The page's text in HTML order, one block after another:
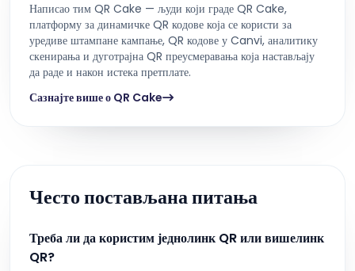
Написао тим QR Cake — људи који граде QR Cake,
платформу за динамичке QR кодове која се користи за
уредиве штампане кампање, QR кодове у Canvi, аналитику
скенирања и дуготрајна QR преусмеравања која настављају
да раде и након истека претплате.
Сазнајте више о QR Cake
Често постављана питања
Треба ли да користим једнолинк QR или вишелинк
QR?